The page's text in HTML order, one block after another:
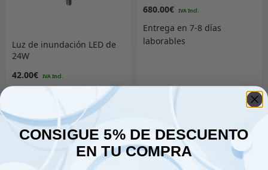
Luz de inundación LED de
24W
42.00€
Añadir al carrito
680.00€
Añadir al carrito
CONSIGUE 5% DE DESCUENTO
EN TU COMPRA